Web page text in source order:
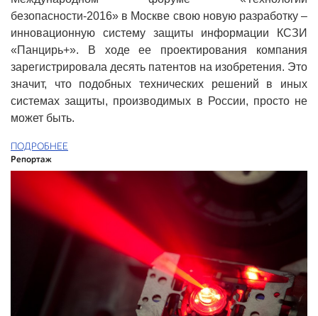
безопасности-2016» в Москве свою новую разработку –
инновационную систему защиты информации КСЗИ
«Панцирь+». В ходе ее проектирования компания
зарегистрировала десять патентов на изобретения. Это
значит, что подобных технических решений в иных
системах защиты, производимых в России, просто не
может быть.
ПОДРОБНЕЕ
Репортаж